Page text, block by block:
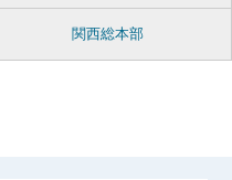
関西総本部